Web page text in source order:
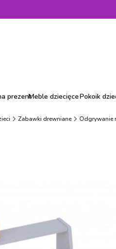
prezentMeble dziecięcePokoik
Zabawki drewniane Odgrywanie